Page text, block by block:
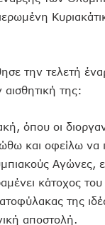
την τελετή
της:
όπου οι
και οφείλω
Αγώνες,
κάτοχος του
της
αποστολή.